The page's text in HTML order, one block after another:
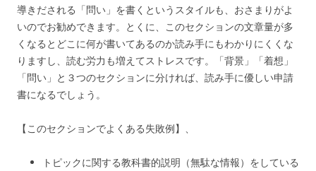
導きだされる「問い」を書くというスタイルも、おさまりがよ
いのでお勧めできます。とくに、このセクションの文章量が多
くなるとどこに何が書いてあるのか読み手にもわかりにくくな
りますし、読む労力も増えてストレスです。「背景」「着想」
「問い」と３つのセクションに分ければ、読み手に優しい申請
書になるでしょう。
【このセクションでよくある失敗例】、
トピックに関する教科書的説明（無駄な情報）をしている